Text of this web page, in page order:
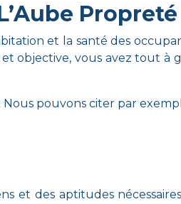
Propreté
et la santé des
objective, vous avez tout à
pouvons citer par
et des aptitudes